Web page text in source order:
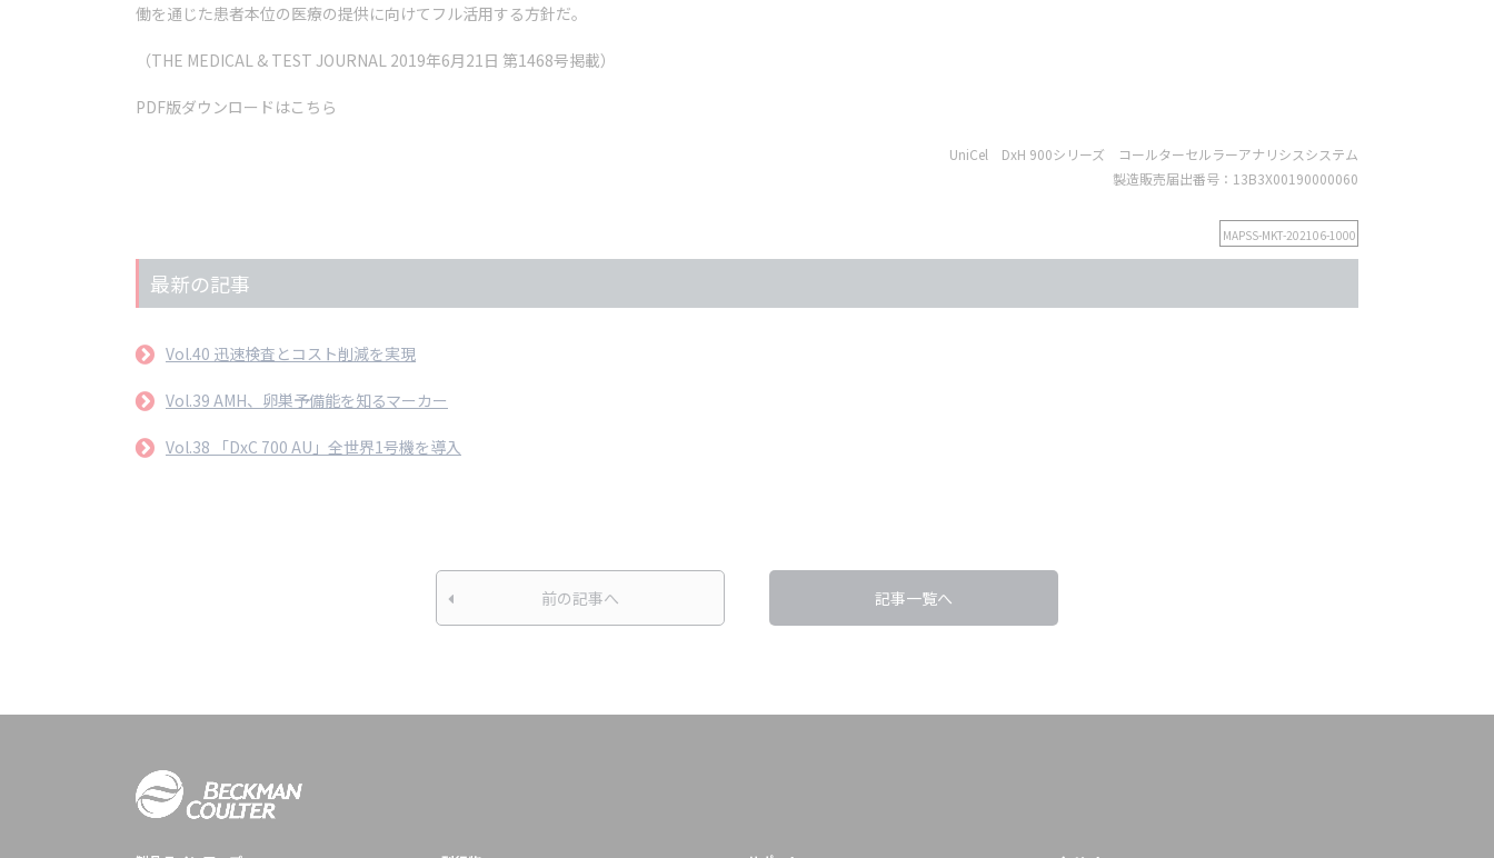
働を通じた患者本位の医療の提供に向けてフル活用する方針だ。
（THE MEDICAL & TEST JOURNAL 2019年6月21日 第1468号掲載）
PDF版ダウンロードはこちら
UniCel DxH 900シリーズ コールターセルラーアナリシスシステム
製造販売届出番号：13B3X00190000060
MAPSS-MKT-202106-1000
最新の記事
Vol.40 迅速検査とコスト削減を実現
Vol.39 AMH、卵巣予備能を知るマーカー
Vol.38 「DxC 700 AU」全世界1号機を導入
前の記事へ 記事一覧へ